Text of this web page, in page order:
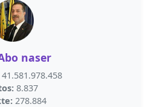
naser
41.581.978.458
8.837
278.884